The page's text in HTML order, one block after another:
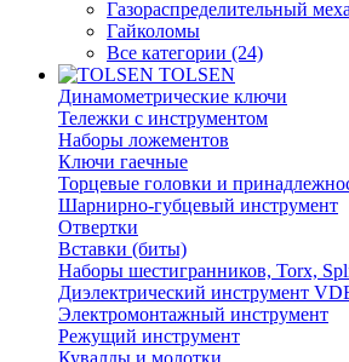
Газораспределительный
Гайколомы
Все категории (24)
TOLSEN
Динамометрические ключи
Тележки с инструментом
Наборы ложементов
Ключи гаечные
Торцевые головки и
Шарнирно-губцевый инструмент
Отвертки
Вставки (биты)
Наборы шестигранников, Torx,
Диэлектрический инструмент
Электромонтажный инструмент
Режущий инструмент
Кувалды и молотки